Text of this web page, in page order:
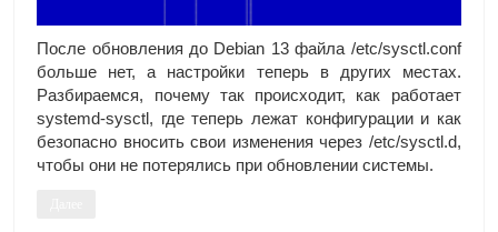
После обновления до Debian 13 файла /etc/sysctl.conf
больше нет, а настройки теперь в других местах.
Разбираемся, почему так происходит, как работает
systemd‑sysctl, где теперь лежат конфигурации и как
безопасно вносить свои изменения через /etc/sysctl.d,
чтобы они не потерялись при обновлении системы.